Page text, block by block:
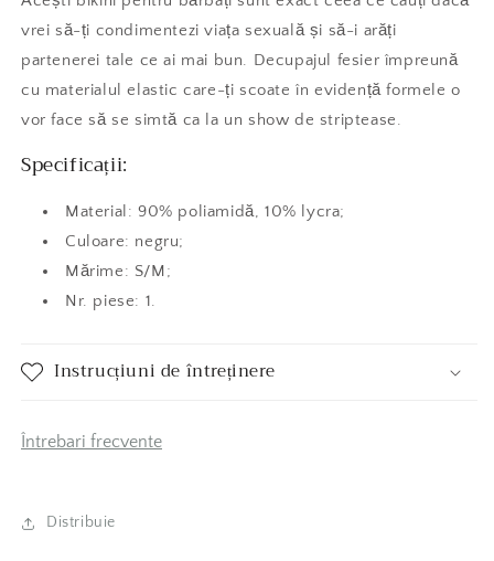
vrei să-ți condimentezi viața sexuală și să-i arăți
partenerei tale ce ai mai bun. Decupajul fesier împreună
cu materialul elastic care-ți scoate în evidență formele o
vor face să se simtă ca la un show de striptease.
Specificații:
Material: 90% poliamidă, 10% lycra;
Culoare: negru;
Mărime: S/M;
Nr. piese: 1.
Instrucțiuni de întreținere
Întrebari frecvente
Distribuie